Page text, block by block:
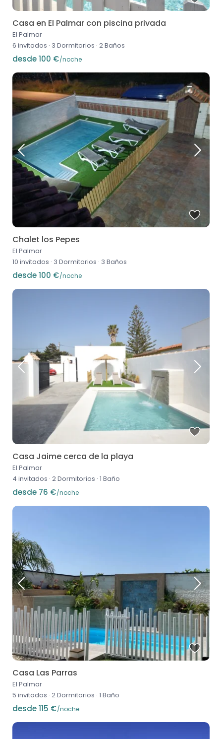
Casa en El Palmar con piscina privada
El Palmar
6 invitados · 3 Dormitorios · 2 Baños
desde 100 €/noche
Chalet los Pepes
El Palmar
10 invitados · 3 Dormitorios · 3 Baños
desde 100 €/noche
Casa Jaime cerca de la playa
El Palmar
4 invitados · 2 Dormitorios · 1 Baño
desde 76 €/noche
Casa Las Parras
El Palmar
5 invitados · 2 Dormitorios · 1 Baño
desde 115 €/noche